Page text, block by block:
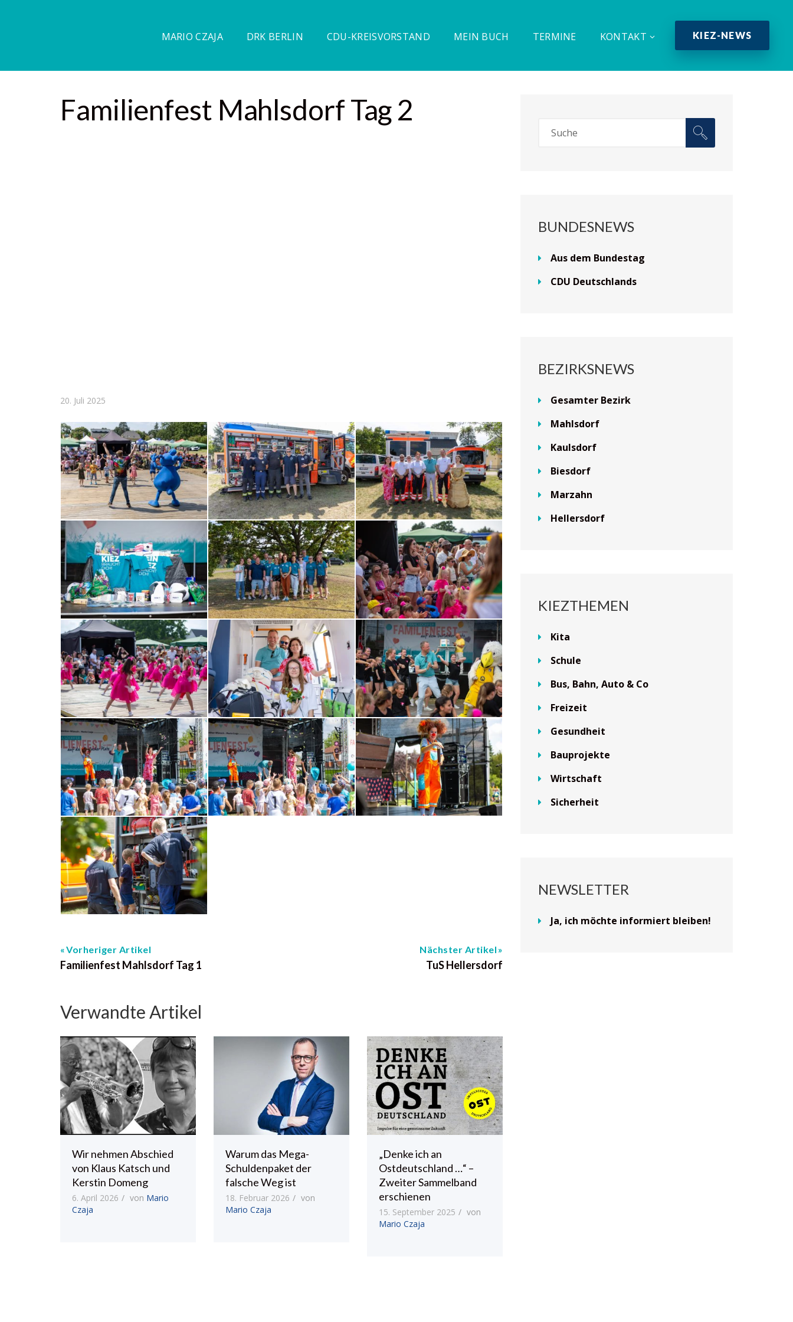
MARIO CZAJA DRK BERLIN CDU-KREISVORSTAND MEIN BUCH TERMINE KONTAKT KIEZ-NEWS
Familienfest Mahlsdorf Tag 2
20. Juli 2025
Vorheriger Artikel
Familienfest Mahlsdorf Tag 1
Nächster Artikel
TuS Hellersdorf
Verwandte Artikel
Wir nehmen Abschied
von Klaus Katsch und
Kerstin Domeng
6. April 2026 von Mario
Czaja
Warum das Mega-
Schuldenpaket der
falsche Weg ist
18. Februar 2026
von
Mario Czaja
„Denke ich an
Ostdeutschland …“ –
Zweiter Sammelband
erschienen
15. September 2025
von
Mario Czaja
BUNDESNEWS
Aus dem Bundestag
CDU Deutschlands
BEZIRKSNEWS
Gesamter Bezirk
Mahlsdorf
Kaulsdorf
Biesdorf
Marzahn
Hellersdorf
KIEZTHEMEN
Kita
Schule
Bus, Bahn, Auto & Co
Freizeit
Gesundheit
Bauprojekte
Wirtschaft
Sicherheit
NEWSLETTER
Ja, ich möchte informiert bleiben!